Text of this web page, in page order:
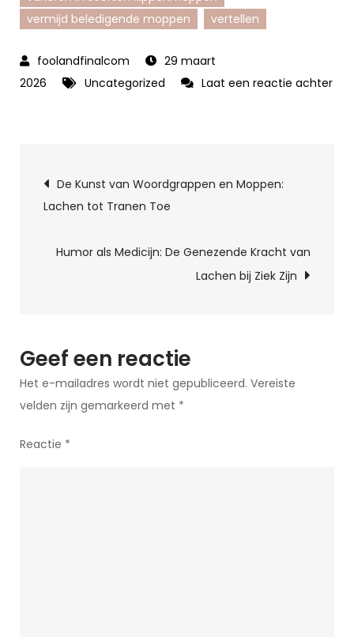
vermijd beledigende moppen
vertellen
29 maart
2026
Uncategorized
Laat een reactie achter
Berichtnavigatie
De Kunst van Woordgrappen en Moppen:
Lachen tot Tranen Toe
Humor als Medicijn: De Genezende Kracht van
Lachen bij Ziek Zijn
Geef een reactie
Het e-mailadres wordt niet gepubliceerd. Vereiste
velden zijn gemarkeerd met *
Reactie *